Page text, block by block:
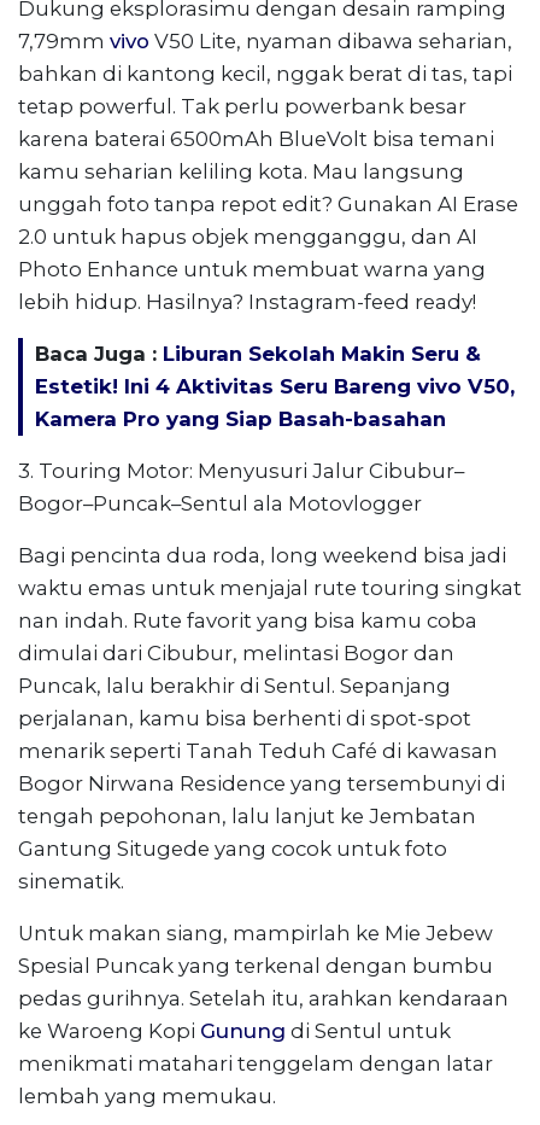
Dukung eksplorasimu dengan desain ramping
7,79mm vivo V50 Lite, nyaman dibawa seharian,
bahkan di kantong kecil, nggak berat di tas, tapi
tetap powerful. Tak perlu powerbank besar
karena baterai 6500mAh BlueVolt bisa temani
kamu seharian keliling kota. Mau langsung
unggah foto tanpa repot edit? Gunakan AI Erase
2.0 untuk hapus objek mengganggu, dan AI
Photo Enhance untuk membuat warna yang
lebih hidup. Hasilnya? Instagram-feed ready!
Baca Juga : Liburan Sekolah Makin Seru &
Estetik! Ini 4 Aktivitas Seru Bareng vivo V50,
Kamera Pro yang Siap Basah-basahan
3. Touring Motor: Menyusuri Jalur Cibubur–
Bogor–Puncak–Sentul ala Motovlogger
Bagi pencinta dua roda, long weekend bisa jadi
waktu emas untuk menjajal rute touring singkat
nan indah. Rute favorit yang bisa kamu coba
dimulai dari Cibubur, melintasi Bogor dan
Puncak, lalu berakhir di Sentul. Sepanjang
perjalanan, kamu bisa berhenti di spot-spot
menarik seperti Tanah Teduh Café di kawasan
Bogor Nirwana Residence yang tersembunyi di
tengah pepohonan, lalu lanjut ke Jembatan
Gantung Situgede yang cocok untuk foto
sinematik.
Untuk makan siang, mampirlah ke Mie Jebew
Spesial Puncak yang terkenal dengan bumbu
pedas gurihnya. Setelah itu, arahkan kendaraan
ke Waroeng Kopi Gunung di Sentul untuk
menikmati matahari tenggelam dengan latar
lembah yang memukau.